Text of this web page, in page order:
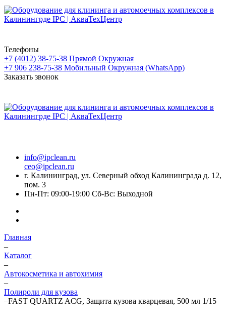
Телефоны
+7 (4012) 38-75-38 Прямой Окружная
+7 906 238-75-38 Мобильный Окружная (WhatsApp)
Заказать звонок
info@ipclean.ru
ceo@ipclean.ru
г. Калининград, ул. Северный обход Калининграда д. 12,
пом. 3
Пн-Пт: 09:00-19:00 Сб-Вс: Выходной
Главная
–
Каталог
–
Автокосметика и автохимия
–
Полироли для кузова
–FAST QUARTZ ACG, Защита кузова кварцевая, 500 мл 1/15